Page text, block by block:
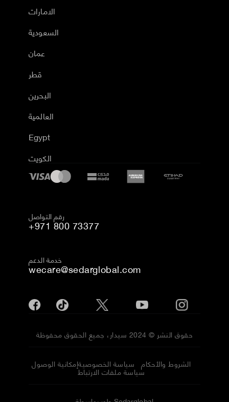
الامارات
السعودية
عمان
قطر
البحرين
العالمية
Egypt
الكويت
رقم التواصل
+971 800 73377
خدمة الدعم
wecare@sedarglobal.com
حقوق النشر © 2024 سيدار، جميع الحقوق محفوظة
إمكانية الوصولسياسة الخصوصية الشروط والأحكام
سياسة ملفات الارتباط